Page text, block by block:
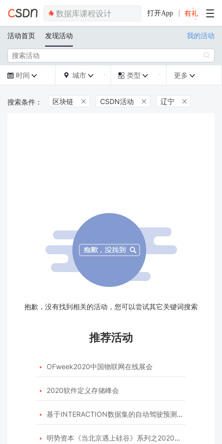
打开App
活动首页 发现活动 我的活动

 时间   城市   类型  更多 
区块链  CSDN活动  辽宁 
抱歉，没有找到相关的活动，您可以尝试其它关键词搜索
推荐活动
 OFweek2020中国物联网在线展会
 2020软件定义存储峰会
 基于INTERACTION数据集的自动驾驶预测模型挑战赛
 明势资本《当北京遇上硅谷》系列之2020年度开源峰会